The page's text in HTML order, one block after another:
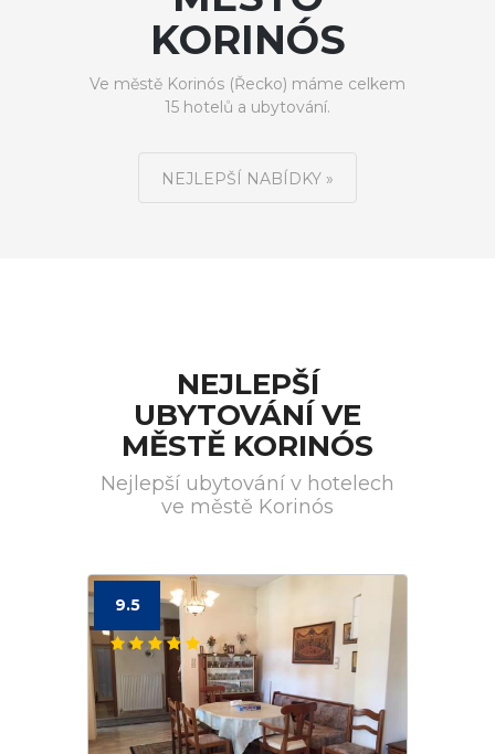
KORINÓS
Ve městě Korinós (Řecko) máme celkem
15 hotelů a ubytování.
NEJLEPŠÍ NABÍDKY »
NEJLEPŠÍ
UBYTOVÁNÍ VE
MĚSTĚ KORINÓS
Nejlepší ubytování v hotelech
ve městě Korinós
9.5